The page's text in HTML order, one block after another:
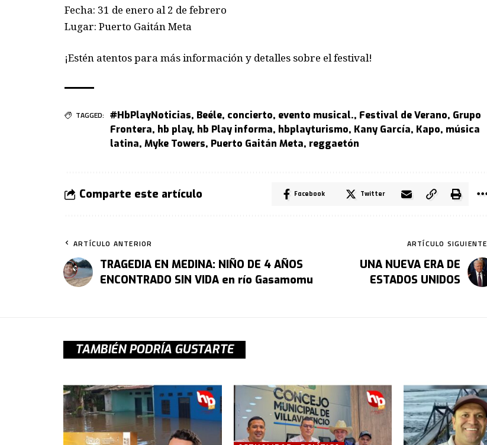
Fecha: 31 de enero al 2 de febrero
Lugar: Puerto Gaitán Meta
¡Estén atentos para más información y detalles sobre el festival!
TAGGED: #HbPlayNoticias, Beéle, concierto, evento musical., Festival de Verano, Grupo
Frontera, hb play, hb Play informa, hbplayturismo, Kany García, Kapo, música
latina, Myke Towers, Puerto Gaitán Meta, reggaetón
Comparte este artículo Facebook Twitter
ARTÍCULO ANTERIOR
TRAGEDIA EN MEDINA: NIÑO DE 4 AÑOS
ENCONTRADO SIN VIDA en río Gasamomu
ARTÍCULO SIGUIENTE
UNA NUEVA ERA DE
ESTADOS UNIDOS
TAMBIÉN PODRÍA GUSTARTE